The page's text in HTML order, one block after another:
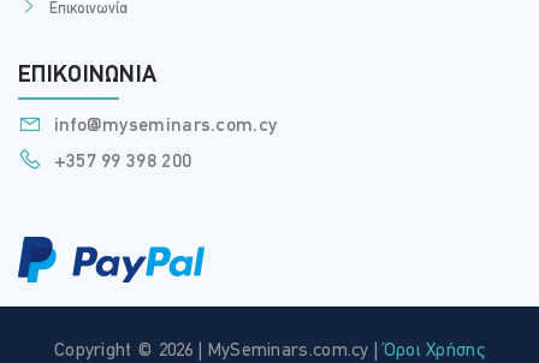
Επικοινωνία
ΕΠΙΚΟΙΝΩΝΊΑ
info@myseminars.com.cy
+357 99 398 200
Copyright © 2026 | MySeminars.com.cy |Όροι Χρήσης